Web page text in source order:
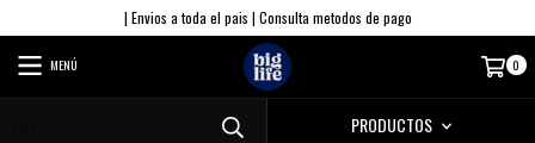
| Envios a toda el pais | Consulta metodos de pago
MENÚ 0
PRODUCTOS